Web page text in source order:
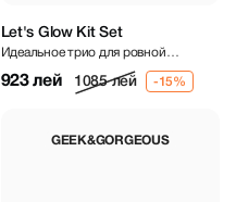
Let's Glow Kit Set
Идеальное трио для ровной
923 лей 1085 лей
GEEK&GORGEOUS